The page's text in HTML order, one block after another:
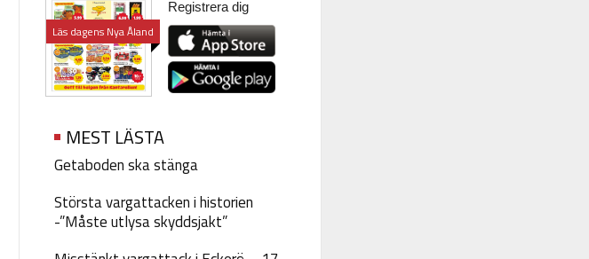
Läs dagens Nya Åland
Registrera dig
MEST LÄSTA
Getaboden ska stänga
Största vargattacken i historien
-”Måste utlysa skyddsjakt”